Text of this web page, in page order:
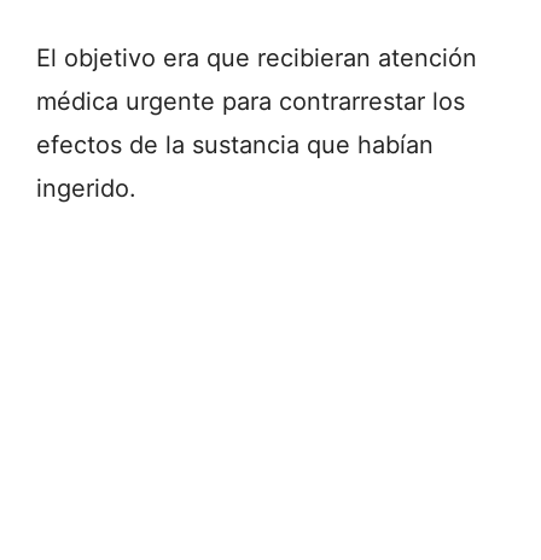
El objetivo era que recibieran atención
médica urgente para contrarrestar los
efectos de la sustancia que habían
ingerido.